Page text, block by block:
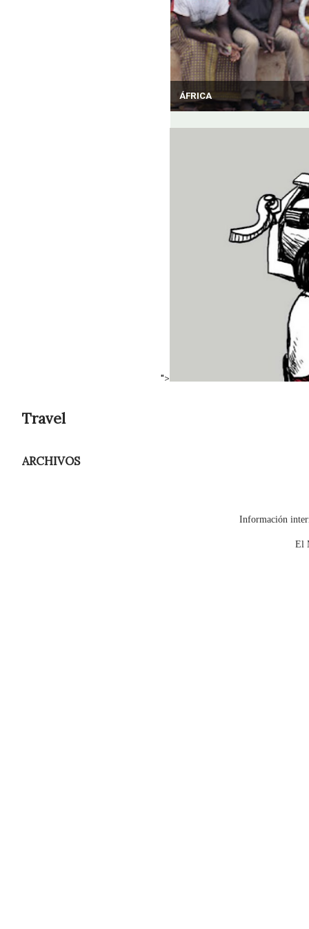
ÁFRICA
">
Travel
ARCHIVOS
Información
El